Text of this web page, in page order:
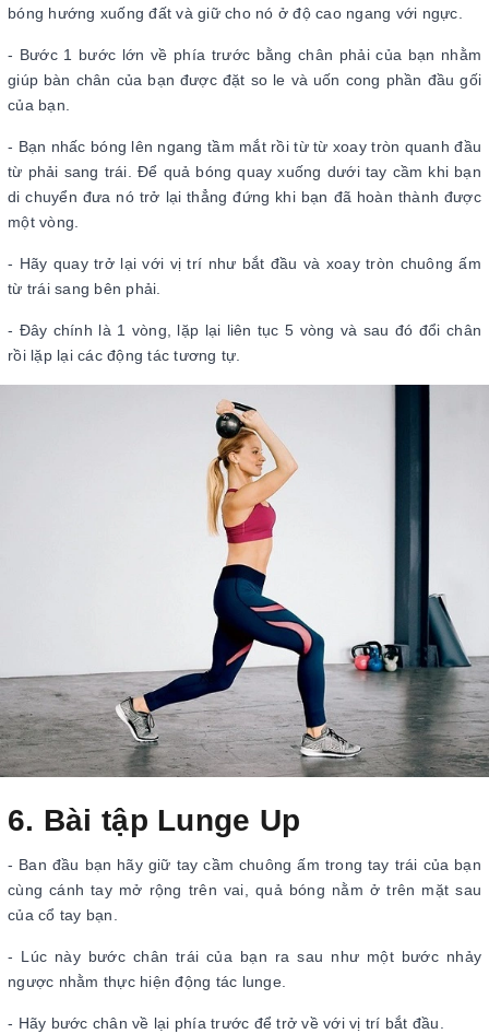
bóng hướng xuống đất và giữ cho nó ở độ cao ngang với ngực.
- Bước 1 bước lớn về phía trước bằng chân phải của bạn nhằm
giúp bàn chân của bạn được đặt so le và uốn cong phần đầu gối
của bạn.
- Bạn nhấc bóng lên ngang tầm mắt rồi từ từ xoay tròn quanh đầu
từ phải sang trái. Để quả bóng quay xuống dưới tay cầm khi bạn
di chuyển đưa nó trở lại thẳng đứng khi bạn đã hoàn thành được
một vòng.
- Hãy quay trở lại với vị trí như bắt đầu và xoay tròn chuông ấm
từ trái sang bên phải.
- Đây chính là 1 vòng, lặp lại liên tục 5 vòng và sau đó đổi chân
rồi lặp lại các động tác tương tự.
6. Bài tập Lunge Up
- Ban đầu bạn hãy giữ tay cầm chuông ấm trong tay trái của bạn
cùng cánh tay mở rộng trên vai, quả bóng nằm ở trên mặt sau
của cổ tay bạn.
- Lúc này bước chân trái của bạn ra sau như một bước nhảy
ngược nhằm thực hiện động tác lunge.
- Hãy bước chân về lại phía trước để trở về với vị trí bắt đầu.